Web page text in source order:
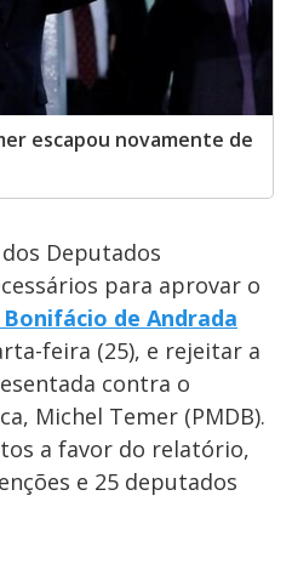
escapou novamente de
Deputados
para aprovar o
de Andrada
feira (25), e rejeitar a
contra o
Michel Temer (PMDB).
a favor do relatório,
e 25 deputados